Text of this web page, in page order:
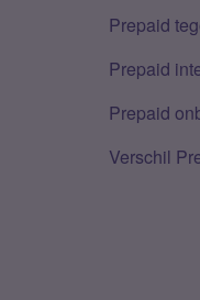
Prepaid
Prepaid
Prepaid
Verschil